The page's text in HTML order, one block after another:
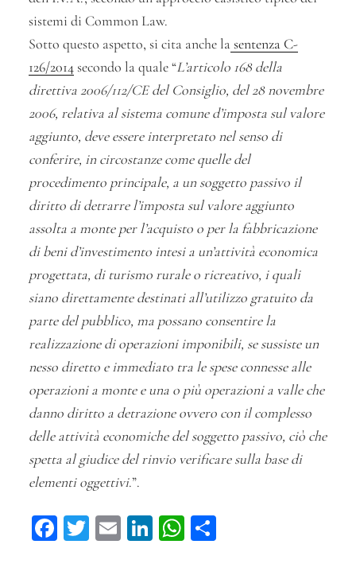
sistemi di Common Law.
Sotto questo aspetto, si cita anche lasentenza C-
126/2014secondo la quale “L’articolo 168 della
direttiva 2006/112/CE del Consiglio, del 28 novembre
2006, relativa al sistema comune d’imposta sul valore
aggiunto, deve essere interpretato nel senso di
conferire, in circostanze come quelle del
procedimento principale, a un soggetto passivo il
diritto di detrarre l’imposta sul valore aggiunto
assolta a monte per l’acquisto o per la fabbricazione
di beni d’investimento intesi a un’attività economica
progettata, di turismo rurale o ricreativo, i quali
siano direttamente destinati all’utilizzo gratuito da
parte del pubblico, ma possano consentire la
realizzazione di operazioni imponibili, se sussiste un
nesso diretto e immediato tra le spese connesse alle
operazioni a monte e una o più operazioni a valle che
danno diritto a detrazione ovvero con il complesso
delle attività economiche del soggetto passivo, ciò che
spetta al giudice del rinvio verificare sulla base di
elementi oggettivi.”.
Fa T
E
Li W